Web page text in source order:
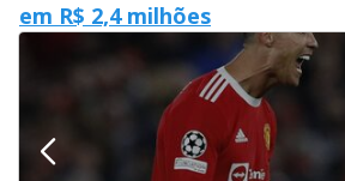
em R$ 2,4 milhões